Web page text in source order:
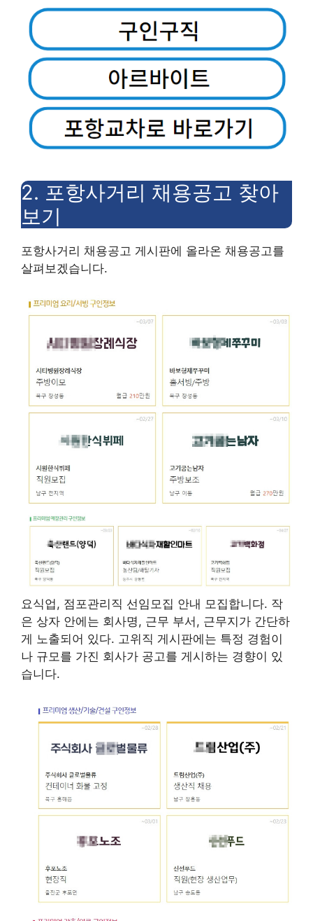
2. 포항사거리 채용공고 찾아
보기
포항사거리 채용공고 게시판에 올라온 채용공고를
살펴보겠습니다.
요식업, 점포관리직 선임모집 안내 모집합니다. 작
은 상자 안에는 회사명, 근무 부서, 근무지가 간단하
게 노출되어 있다. 고위직 게시판에는 특정 경험이
나 규모를 가진 회사가 공고를 게시하는 경향이 있
습니다.